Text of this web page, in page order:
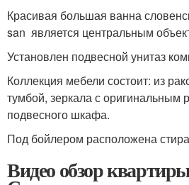
Красивая большая ванна
san является центральным
Установлен подвесной унитаз
Коллекция мебели состоит: из
тумбой, зеркала с оригинальным
подвесного шкафа.
Под бойлером расположена
Видео обзор